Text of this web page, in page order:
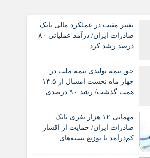
تغییر مثبت در عملکرد مالی بانک
صادرات ایران/ درآمد عملیاتی ۸۰
درصد رشد کرد
حق بیمه تولیدی بیمه ملت در
چهار ماه نخست امسال از ۱۴.۵
همت گذشت/ رشد ۹۰ درصدی
گذشته
مهمانی ۱۲ هزار نفری بانک
صادرات ایران/ حمایت از اقشار
کم‌درآمد با توزیع بسته‌های